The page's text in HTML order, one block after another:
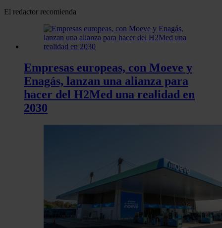
El redactor recomienda
Empresas europeas, con Moeve y
Enagás, lanzan una alianza para
hacer del H2Med una realidad en
2030